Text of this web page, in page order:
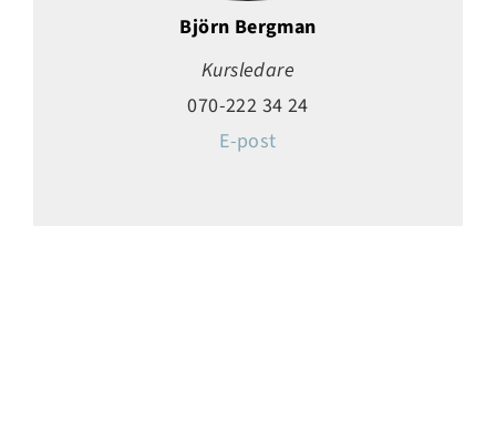
Björn Bergman
Kursledare
070-222 34 24
E-post